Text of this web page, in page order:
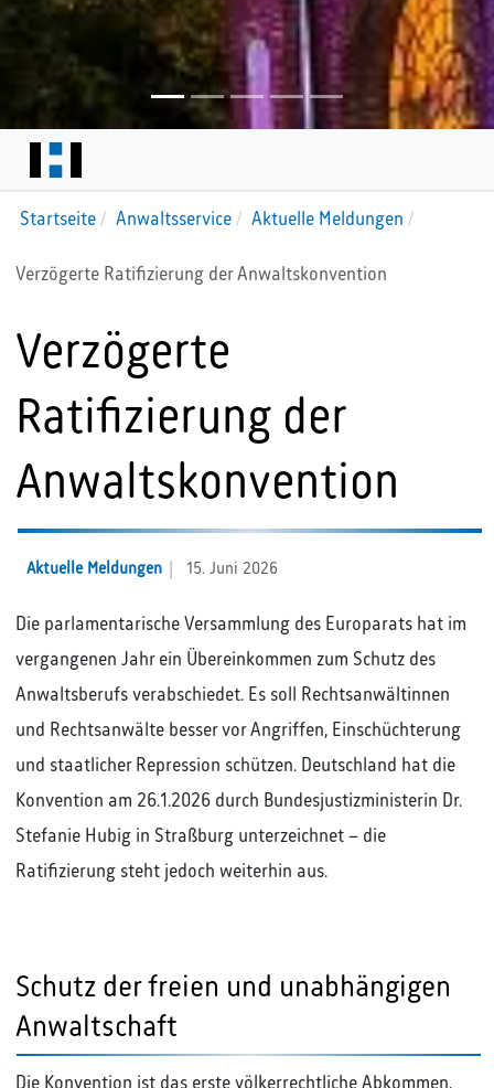
Startseite Anwaltsservice Aktuelle Meldungen
Verzögerte Ratifizierung der Anwaltskonvention
Verzögerte
Ratifizierung der
Anwaltskonvention
Aktuelle Meldungen 15. Juni 2026
Die parlamentarische Versammlung des Europarats hat im
vergangenen Jahr ein Übereinkommen zum Schutz des
Anwaltsberufs verabschiedet. Es soll Rechtsanwältinnen
und Rechtsanwälte besser vor Angriffen, Einschüchterung
und staatlicher Repression schützen. Deutschland hat die
Konvention am 26.1.2026 durch Bundesjustizministerin Dr.
Stefanie Hubig in Straßburg unterzeichnet – die
Ratifizierung steht jedoch weiterhin aus.
Schutz der freien und unabhängigen
Anwaltschaft
Die Konvention ist das erste völkerrechtliche Abkommen,